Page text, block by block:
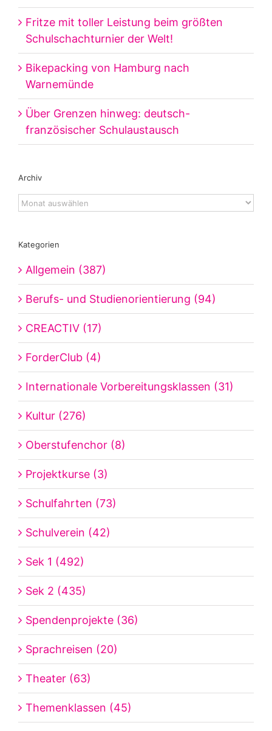
Fritze mit toller Leistung beim größten
Schulschachturnier der Welt!
Bikepacking von Hamburg nach
Warnemünde
Über Grenzen hinweg: deutsch-
französischer Schulaustausch
Archiv
Archiv
Kategorien
Allgemein (387)
Berufs- und Studienorientierung (94)
CREACTIV (17)
ForderClub (4)
Internationale Vorbereitungsklassen (31)
Kultur (276)
Oberstufenchor (8)
Projektkurse (3)
Schulfahrten (73)
Schulverein (42)
Sek 1 (492)
Sek 2 (435)
Spendenprojekte (36)
Sprachreisen (20)
Theater (63)
Themenklassen (45)